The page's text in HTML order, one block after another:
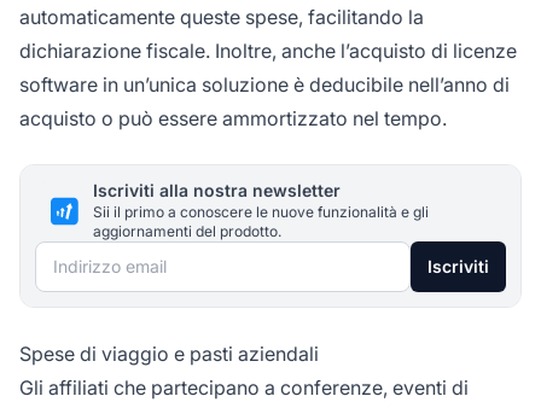
automaticamente queste spese, facilitando la
dichiarazione fiscale. Inoltre, anche l’acquisto di licenze
software in un’unica soluzione è deducibile nell’anno di
acquisto o può essere ammortizzato nel tempo.
Iscriviti alla nostra newsletter
Sii il primo a conoscere le nuove funzionalità e gli
aggiornamenti del prodotto.
Indirizzo email Iscriviti
Spese di viaggio e pasti aziendali
Gli affiliati che partecipano a conferenze, eventi di